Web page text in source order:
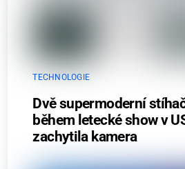
TECHNOLOGIE
Dvě supermoderní
během letecké show v
zachytila kamera